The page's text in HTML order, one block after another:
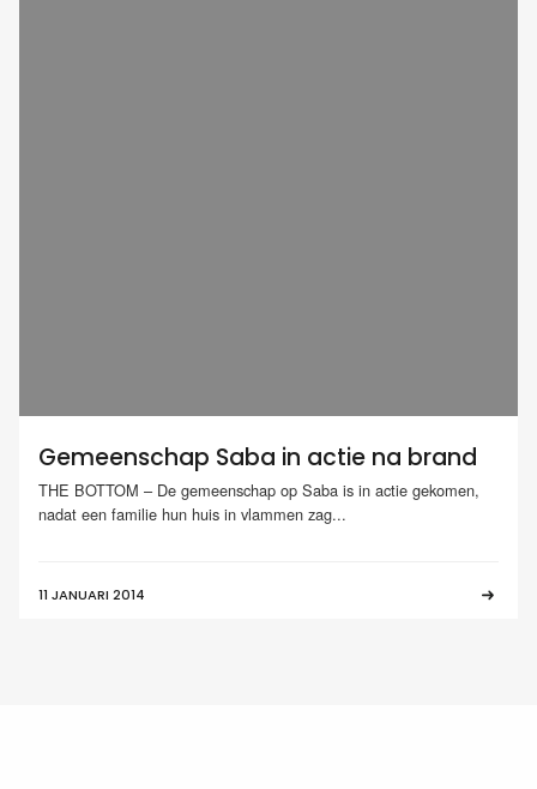
Gemeenschap Saba in actie na brand
THE BOTTOM – De gemeenschap op Saba is in actie gekomen,
nadat een familie hun huis in vlammen zag...
11 JANUARI 2014